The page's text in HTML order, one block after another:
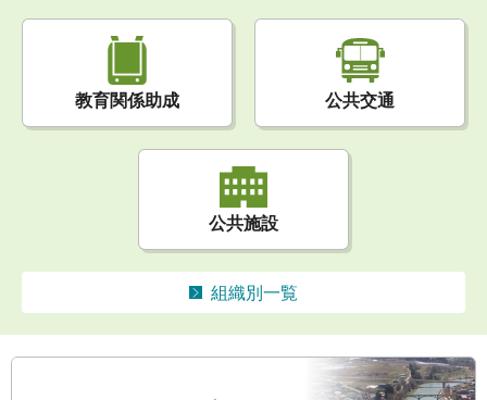
教育関係助成 公共交通
公共施設
組織別一覧